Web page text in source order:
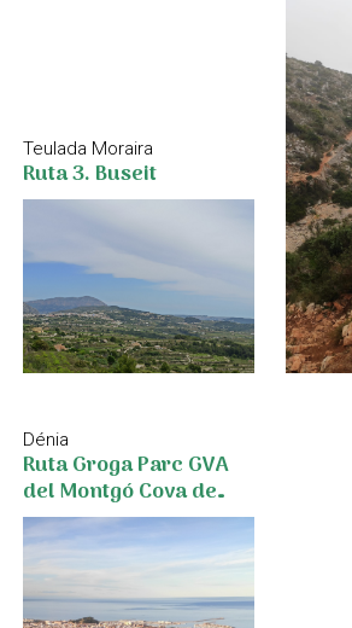
Teulada Moraira
Ruta 3. Buseit
Dénia
Ruta Groga Parc GVA
del Montgó Cova de
l'Aigua - Racó del Bou